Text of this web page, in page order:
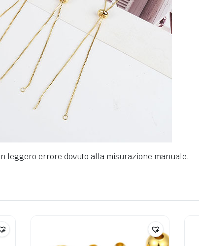
leggero errore dovuto alla misurazione manuale.